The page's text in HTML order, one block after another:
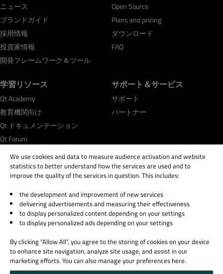
ニュース
ブランドガイド
採用情報
投資家情報
開発フレームワーク＆ツール
Open Source
Plans and pricing
ダウンロード
FAQ
学習リソース
Qt Academy
教育機関向け
Qt ドキュメンテーション
Qt Forum
サポート＆サービス
サポート
パートナー
© 2026 The Qt Company
Legal Notice
Privacy and Cookie Policy
Trust Center
Cookie Settings
Email Preferences
We use cookies and data to measure audience activation and website
statistics to better understand how the services are used and to
improve the quality of the services in question. This includes:
the development and improvement of new services
delivering advertisements and measuring their effectiveness
to display personalized content depending on your settings
to display personalized ads depending on your settings
By clicking “Allow All”, you agree to the storing of cookies on your device
to enhance site navigation, analyze site usage, and assist in our
marketing efforts. You can also manage your preferences here.